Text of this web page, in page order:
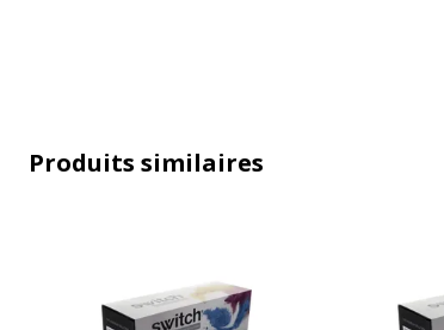
Données d'identification
Code barre maitre
Produits similaires